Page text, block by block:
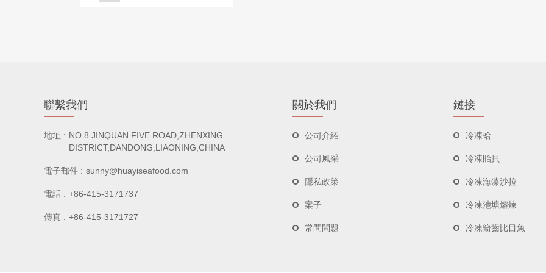
聯繫我們
地址 : NO.8 JINQUAN FIVE ROAD,ZHENXING
DISTRICT,DANDONG,LIAONING,CHINA
電子郵件 : sunny@huayiseafood.com
電話 : +86-415-3171737
傳真 : +86-415-3171727
關於我們
公司介紹
公司風采
隱私政策
案子
常問問題
鏈接
冷凍蛤
冷凍貽貝
冷凍海藻沙拉
冷凍池塘熔煉
冷凍箭齒比目魚